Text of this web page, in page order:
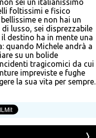
sei un italianissimo
foltissimi e fisico
e non hai un
lusso, sei disprezzabile
destino ha in mente una
quando Michele andrà a
su un bolide
tragicomici da cui
impreviste e fughe
la sua vita per sempre.